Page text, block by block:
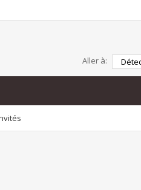
Aller à: